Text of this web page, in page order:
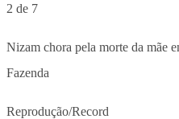
2 de 7
Nizam chora pela morte da mãe
Fazenda
Reprodução/Record